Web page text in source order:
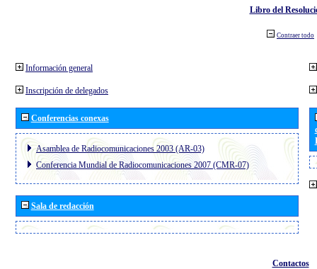
Libro del
Contraer todo
Información general
Inscripción de delegados
Conferencias conexas
Asamblea de Radiocomunicaciones 2003 (AR-03)
Conferencia Mundial de Radiocomunicaciones 2007 (CMR-07)
Sala de redacción
Contactos